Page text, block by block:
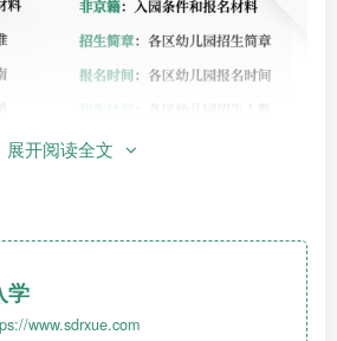
展开阅读全文
学
www.sdrxue.com